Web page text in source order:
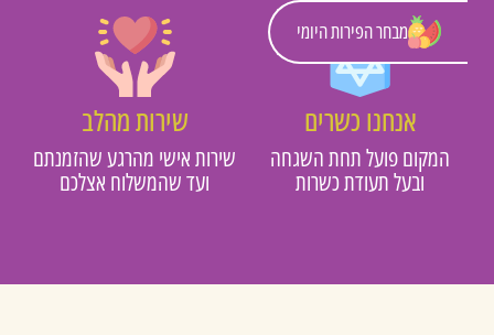
מבחר הפירות היומי
אנחנו כשרים
המקום פועל תחת השגחה
ובעל תעודת כשרות
שירות מהלב
שירות אישי מהרגע שהזמנתם
ועד שהמשלוח אצלכם